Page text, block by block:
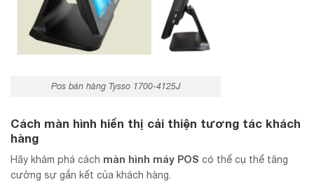
Pos bán hàng Tysso 1700-4125J
Cách màn hình hiển thị cải thiện tương tác khách
hàng
Hãy khám phá cách màn hình máy POS có thể cụ thể tăng
cường sự gắn kết của khách hàng.